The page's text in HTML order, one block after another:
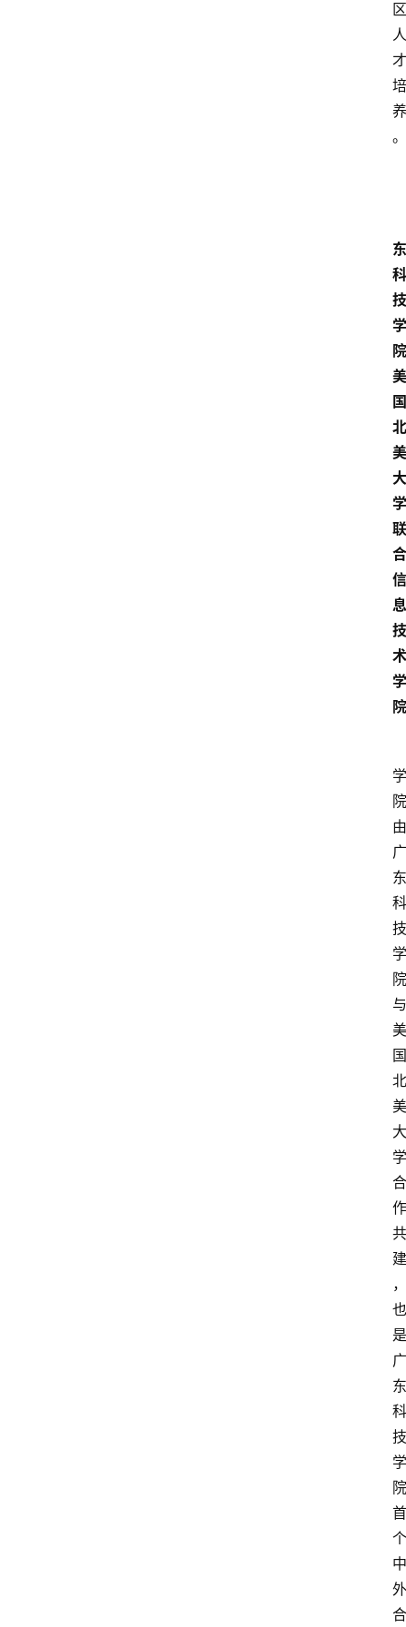
区
人
才
培
养
。
东
科
技
学
院
美
国
北
美
大
学
联
合
信
息
技
术
学
院
学
院
由
广
东
科
技
学
院
与
美
国
北
美
大
学
合
作
共
建
，
也
是
广
东
科
技
学
院
首
个
中
外
合